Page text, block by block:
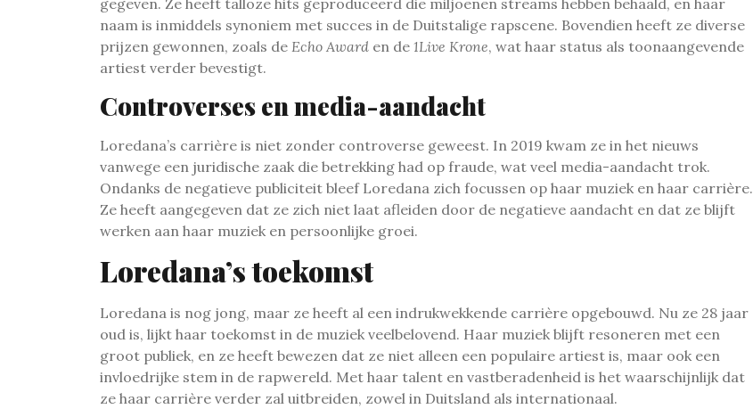
naam is inmiddels synoniem met succes in de Duitstalige rapscene. Bovendien heeft ze diverse
prijzen gewonnen, zoals de Echo Award en de 1Live Krone, wat haar status als toonaangevende
artiest verder bevestigt.
Controverses en media-aandacht
Loredana’s carrière is niet zonder controverse geweest. In 2019 kwam ze in het nieuws
vanwege een juridische zaak die betrekking had op fraude, wat veel media-aandacht trok.
Ondanks de negatieve publiciteit bleef Loredana zich focussen op haar muziek en haar carrière.
Ze heeft aangegeven dat ze zich niet laat afleiden door de negatieve aandacht en dat ze blijft
werken aan haar muziek en persoonlijke groei.
Loredana’s toekomst
Loredana is nog jong, maar ze heeft al een indrukwekkende carrière opgebouwd. Nu ze 28 jaar
oud is, lijkt haar toekomst in de muziek veelbelovend. Haar muziek blijft resoneren met een
groot publiek, en ze heeft bewezen dat ze niet alleen een populaire artiest is, maar ook een
invloedrijke stem in de rapwereld. Met haar talent en vastberadenheid is het waarschijnlijk dat
ze haar carrière verder zal uitbreiden, zowel in Duitsland als internationaal.